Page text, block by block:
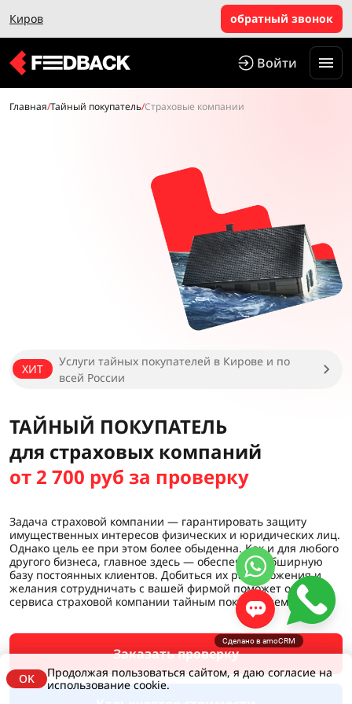
Киров обратный звонок
Войти
Главная/Тайный покупатель/Страховые компании
ХИТ
Услуги тайных покупателей в Кирове и по
всей России
ТАЙНЫЙ ПОКУПАТЕЛЬ
для страховых компаний
от 2 700 руб за проверку
Задача страховой компании — гарантировать защиту
имущественных интересов физических и юридических лиц.
Однако цель ее при этом более обыденна. Как и для любого
другого бизнеса, главное здесь — обеспечить обширную
базу постоянных клиентов. Добиться их расположения и
желания сотрудничать с вашей фирмой поможет оценка
сервиса страховой компании тайным покупателем.
Заказать проверку
OK
Продолжая пользоваться сайтом, я даю согласие на
использование cookie.
Сделано в amoCRM